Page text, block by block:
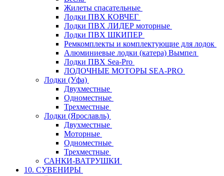
Жилеты спасательные
Лодки ПВХ КОВЧЕГ
Лодки ПВХ ЛИДЕР моторные
Лодки ПВХ ШКИПЕР
Ремкомплекты и комплектующие для лодок
Алюминиевые лодки (катера) Вымпел
Лодки ПВХ Sea-Pro
ЛОДОЧНЫЕ МОТОРЫ SEA-PRO
Лодки (Уфа)
Двухместные
Одноместные
Трехместные
Лодки (Ярославль)
Двухместные
Моторные
Одноместные
Трехместные
САНКИ-ВАТРУШКИ
10. СУВЕНИРЫ